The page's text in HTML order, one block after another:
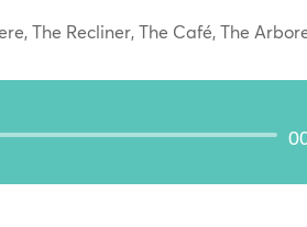
The Recliner, The Café, The
Audio